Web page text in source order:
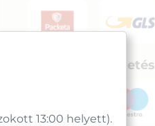
Biztonságos fizetés
13:00 helyett).